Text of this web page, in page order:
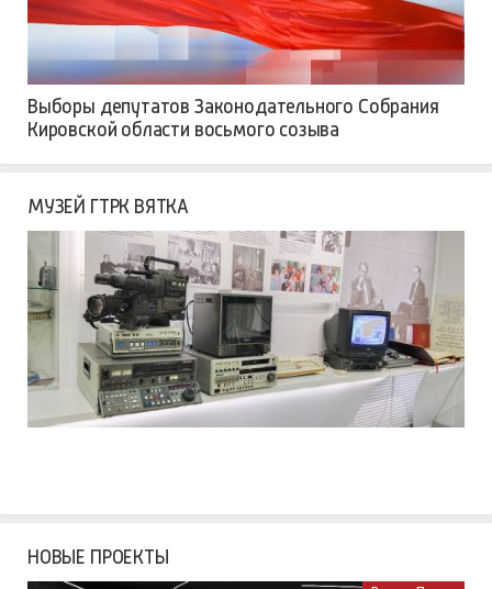
Выборы депутатов Законодательного Собрания
Кировской области восьмого созыва
МУЗЕЙ ГТРК ВЯТКА
НОВЫЕ ПРОЕКТЫ